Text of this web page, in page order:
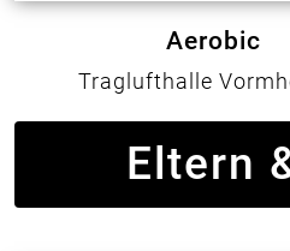
Aerobic
Traglufthalle
Eltern